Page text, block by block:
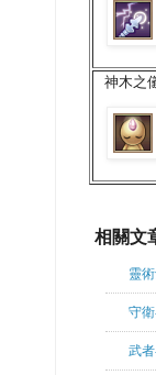
神木之
相關文
靈
守
武